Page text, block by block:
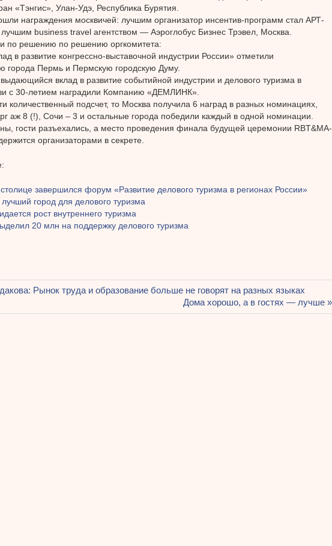
«Тэнгис», Улан-Удэ, Республика Бурятия.
награждения москвичей: лучшим организатор инсентив-программ стал АРТ-
business travel агентством — Аэроглобус Бизнес Трэвел, Москва.
по решению по решению оргкомитета:
в развитие конгрессно-выставочной индустрии России» отметили
города Пермь и Пермскую городскую Думу.
вклад в развитие событийной индустрии и делового туризма в
с 30-летием наградили Компанию «ДЕМЛИНК».
количественный подсчет, то Москва получила 6 наград в разных номинациях,
аж 8 (!), Сочи – 3 и остальные города победили каждый в одной номинации.
гости разъехались, а место проведения финала будущей церемонии RBT&MA-
организаторами в секрете.
завершился форум «Развитие делового туризма в регионах России»
город для делового туризма
рост внутреннего туризма
20 млн на поддержку делового туризма
Рынок труда и образование больше не говорят на разных языках
Следующая
запись:
Дома хорошо, а в гостях — лучше